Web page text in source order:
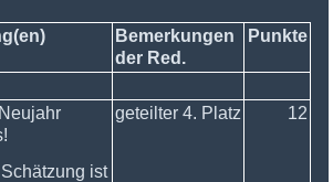
Bemerkungen
der Red.
Punkte
ist
geteilter 4. Platz 12